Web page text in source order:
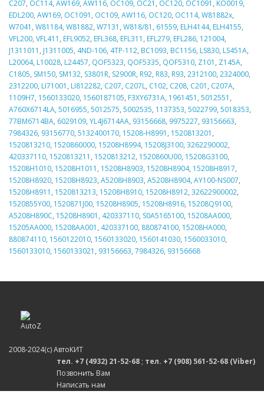
C207, OC114, AW169, AW116, OC109, OC21 , OC120, OC1091 , KO0019,
EDL200, AW169, OC1091 , OC109, AW116, OC120, OC114, W81882x,
W7041 , W81184, W81882, W7131 , W818/81 , 61559, ELH4144, ELH4155,
VFL200, VFL411 , EFL9052, EFL368, EFL311 , EFL279, EFL286, 121004,
J1311011 , J1311005, 4ND-106, 4TP-112, BC1093, BC1156, LS830, LS451A,
L20064, L10028, L24457, QOF5323, QOF5335, QOF5310, Z101 , Z145A,
C1805, SM150, SM132, S3801R, S2900R, R92, R83, R93, 2312100, 2324000,
2312200, LI71001 , LI812282, C207, C207L, C102, C208, C201 , C207A,
1109H7, 1560133020, 1560187105, F3XY6731A, 1961451 , 5012551 ,
A760X6714LA, 5016955, 5012575, 5002535, 1137353, 5022799, 5018353,
77BM6714BA, 6029109, YL4J6714AA, 93156668, 9975227, 93156663,
7984326, 93156770, 5132400170, 15208-H8991 , 1520813201 ,
1520813210, 1520860000, 15208H8994, 15208J3100, 3262290002,
420337110, 1520813211 , 1520813212, 1520860U00, 15208G3100,
15208H1010, 15208H1011 , 15208H8903, 15208H8904, 15208H8917,
15208H8920, 15208H8923, A5208H8903, A5208H8904, AY100-NS007,
15208H8911 , 1520813213, 15208H8910, 15208H8912, 32622900002,
1520855Y00, 1520871J00, 15208H8905, 15208H8916, 15208Q9100,
A5208H890C, 15208H8901 , 420337110, S0A5165100, 15208AA000,
15205AA000, 15208AA001 , 420337100, 880874100, 15208HA000,
880874110, 1560122010, 1560133020, 1560141030, 1560033010,
1560133010, 1560133021 , 93156663, 7984326, 93156668
2008-2024(c) АвтоКИТ
тел. +7 (4932) 21-52-68 ; тел. +7 (908) 561-52-68 (Viber)
Позвонить Вам
Написать нам